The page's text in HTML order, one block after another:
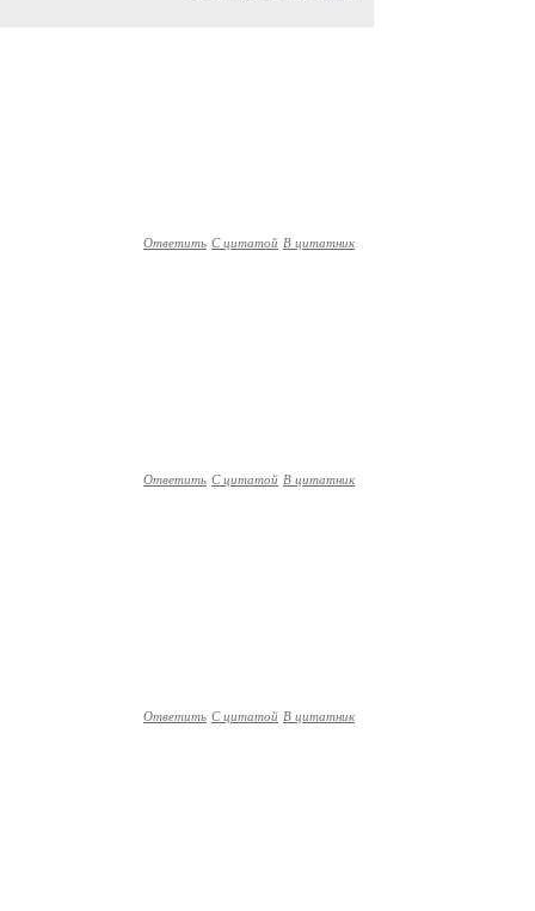
Ответить С цитатой В цитатник
Ответить С цитатой В цитатник
Ответить С цитатой В цитатник